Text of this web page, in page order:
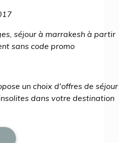
séjour à marrakesh à partir
sans code promo
un choix d'offres de séjour
dans votre destination